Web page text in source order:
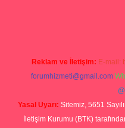
Reklam ve İletişim: E-mail:
forumhizmeti@gmail.com
Yasal Uyarı: Sitemiz, 5651
İletişim Kurumu (BTK)